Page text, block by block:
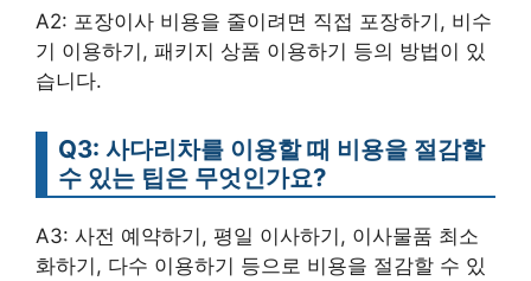
A2: 포장이사 비용을 줄이려면 직접 포장하기, 비수
기 이용하기, 패키지 상품 이용하기 등의 방법이 있
습니다.
Q3: 사다리차를 이용할 때 비용을 절감할
수 있는 팁은 무엇인가요?
A3: 사전 예약하기, 평일 이사하기, 이사물품 최소
화하기, 다수 이용하기 등으로 비용을 절감할 수 있